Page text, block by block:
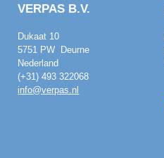
VERPAS B.V.
Dukaat 10
5751 PW Deurne
Nederland
(+31) 493 322068
info@verpas.nl